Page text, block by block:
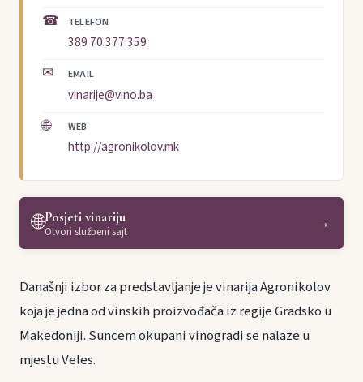
☎ TELEFON
389 70 377 359
✉ EMAIL
vinarije@vino.ba
🌐 WEB
http://agronikolov.mk
🌐Posjeti vinariju
Otvori službeni sajt →
Današnji izbor za predstavljanje je vinarija Agronikolov
koja je jedna od vinskih proizvođača iz regije Gradsko u
Makedoniji. Suncem okupani vinogradi se nalaze u
mjestu Veles.